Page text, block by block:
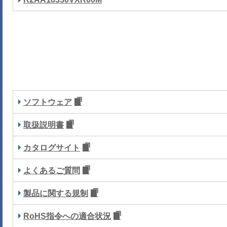
ソフトウェア
取扱説明書
カタログサイト
よくあるご質問
製品に関する規制
RoHS指令への適合状況